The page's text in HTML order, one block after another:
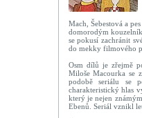
Mach, Šebestová a
domorodým
se pokusí zachránit
do mekky filmového
Osm dílů je zřejmě
Miloše Macourka se
podobě seriálu se
charakteristický hlas
který je nejen
Ebenů. Seriál vznikl